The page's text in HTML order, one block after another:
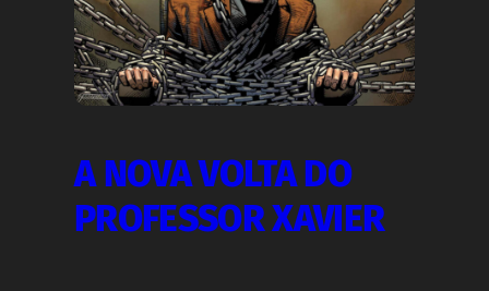
A NOVA VOLTA DO
PROFESSOR XAVIER